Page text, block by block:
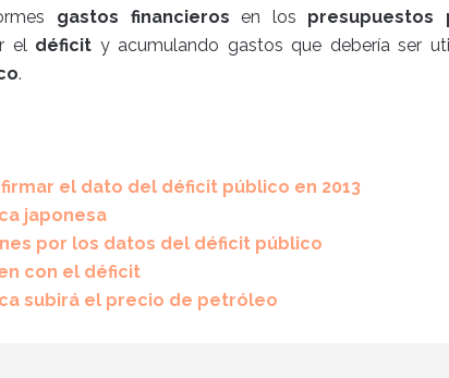
gastos financieros en los presupuestos
el déficit y acumulando gastos que debería ser
.
el dato del déficit público en 2013
japonesa
por los datos del déficit público
con el déficit
subirá el precio de petróleo